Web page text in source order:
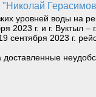
"Николай
уровней воды на
2023 г. и г. Вуктыл –
2023 г.